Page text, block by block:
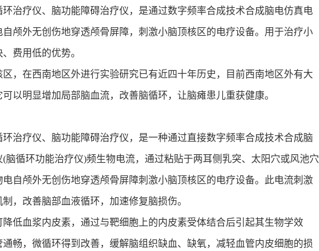
治疗仪、脑功能障碍治疗仪，是通过数字频率合成技术合成脑电仿真电
颅外无创伤地穿透颅骨屏障，刺激小脑顶核区的电疗设备。用于治疗小
费用低的优势。
，在西南地区外进行实验研究已有近四十年历史，目前西南地区外有大
以明显增加局部脑血流，改善脑循环，让脑瘫患儿重获健康。
治疗仪、脑功能障碍治疗仪，是一种通过直接数字频率合成技术合成脑
脑循环功能治疗仪)频生物电流，通过粘贴于两耳侧乳突、太阳穴或风池穴
自颅外无创伤地穿透颅骨屏障刺激小脑顶核区的电疗设备。此电流刺激
，改善脑部血液循环，加速修复脑损伤。
低血浆内皮素，通过与靶细胞上的内皮素受体结合后引起其生物学效
畅，微循环得到改善，缓解脑组织缺血、缺氧，减轻血管内皮细胞的损